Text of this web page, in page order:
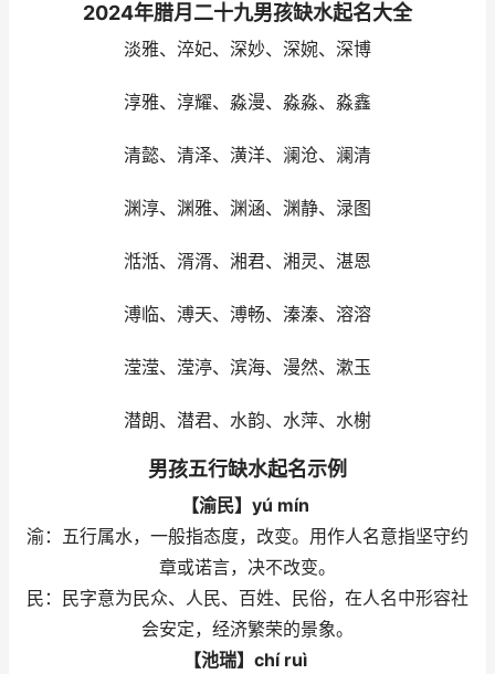
2024年腊月二十九男孩缺水起名大全
淡雅、淬妃、深妙、深婉、深博
淳雅、淳耀、淼漫、淼淼、淼鑫
清懿、清泽、潢洋、澜沧、澜清
渊淳、渊雅、渊涵、渊静、渌图
湉湉、湑湑、湘君、湘灵、湛恩
溥临、溥天、溥畅、溱溱、溶溶
滢滢、滢渟、滨海、漫然、漱玉
潜朗、潜君、水韵、水萍、水榭
男孩五行缺水起名示例
【渝民】yú mín
渝：五行属水，一般指态度，改变。用作人名意指坚守约
章或诺言，决不改变。
民：民字意为民众、人民、百姓、民俗，在人名中形容社
会安定，经济繁荣的景象。
【池瑞】chí ruì